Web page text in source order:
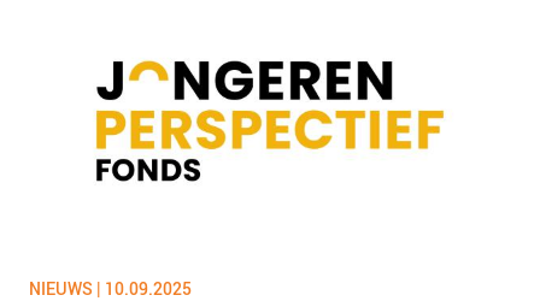
NIEUWS | 10.09.2025